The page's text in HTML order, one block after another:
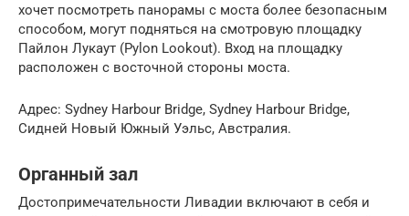
хочет посмотреть панорамы с моста более безопасным
способом, могут подняться на смотровую площадку
Пайлон Лукаут (Pylon Lookout). Вход на площадку
расположен с восточной стороны моста.
Адрес: Sydney Harbour Bridge, Sydney Harbour Bridge,
Сидней Новый Южный Уэльс, Австралия.
Органный зал
Достопримечательности Ливадии включают в себя и